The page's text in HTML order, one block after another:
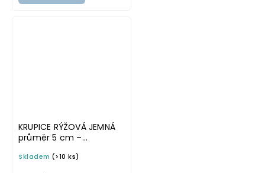
KRUPICE RÝŽOVÁ JEMNÁ
průměr 5 cm –
písmu, omyvatelná
Skladem (>10 ks)